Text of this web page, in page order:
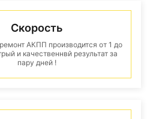
Скорость
АКПП производится от 1 до
и качественнвй результат за
пару дней !